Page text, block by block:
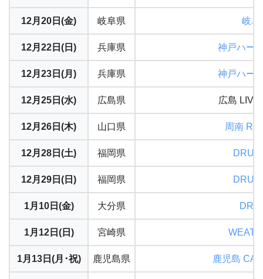
12月20日(金) 岐阜県 岐阜
12月22日(日) 兵庫県 神戸ハー
12月23日(月) 兵庫県 神戸ハー
12月25日(水) 広島県 広島
12月26日(木) 山口県 周南
12月28日(土) 福岡県
12月29日(日) 福岡県
1月10日(金) 大分県
1月12日(日) 宮崎県
1月13日(月･祝) 鹿児島県 鹿児島